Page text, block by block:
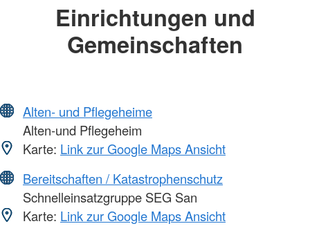
Einrichtungen und
Gemeinschaften
Alten- und Pflegeheime
Alten-und Pflegeheim
Karte: Link zur Google Maps Ansicht
Bereitschaften / Katastrophenschutz
Schnelleinsatzgruppe SEG San
Karte: Link zur Google Maps Ansicht